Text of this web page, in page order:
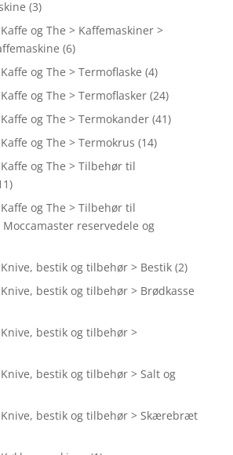
(3)
og The > Kaffemaskiner >
(6)
og The > Termoflaske (4)
og The > Termoflasker (24)
og The > Termokander (41)
og The > Termokrus (14)
og The > Tilbehør til
og The > Tilbehør til
reservedele og
bestik og tilbehør > Bestik (2)
bestik og tilbehør > Brødkasse
bestik og tilbehør >
bestik og tilbehør > Salt og
bestik og tilbehør > Skærebræt